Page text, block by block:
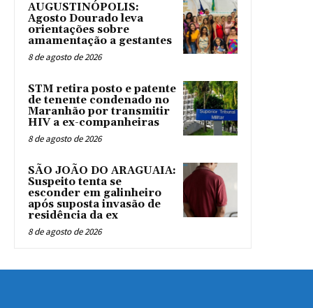
AUGUSTINÓPOLIS:
Agosto Dourado leva
orientações sobre
amamentação a gestantes
8 de agosto de 2026
STM retira posto e patente
de tenente condenado no
Maranhão por transmitir
HIV a ex-companheiras
8 de agosto de 2026
SÃO JOÃO DO ARAGUAIA:
Suspeito tenta se
esconder em galinheiro
após suposta invasão de
residência da ex
8 de agosto de 2026